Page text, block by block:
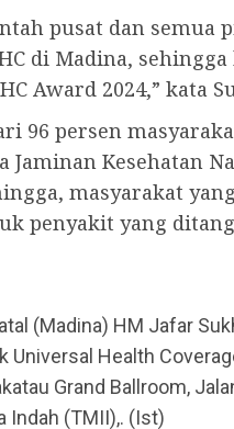
pusat dan semua
di Madina,
Award 2024,” kata
96 persen
Jaminan Kesehatan
masyarakat
penyakit yang
(Madina) HM Jafar
Health
Grand Ballroom,
Indah (TMII),. (Ist)